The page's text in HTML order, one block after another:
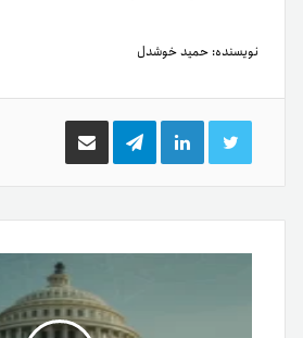
نویسنده: حمید خوشدل
توییتر لینکدینتلگرام اشتراک
گذاری
ایمیل